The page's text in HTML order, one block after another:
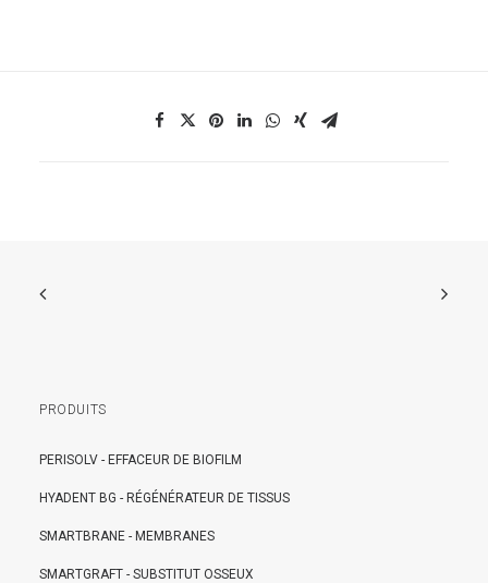
PRODUITS
PERISOLV - EFFACEUR DE BIOFILM
HYADENT BG - RÉGÉNÉRATEUR DE TISSUS
SMARTBRANE - MEMBRANES
SMARTGRAFT - SUBSTITUT OSSEUX